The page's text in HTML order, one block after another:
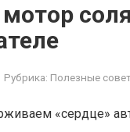
Рубрика: Полезные